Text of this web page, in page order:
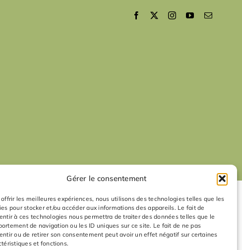
Gérer le consentement
offrir les meilleures expériences, nous utilisons des technologies telles que les
pour stocker et/ou accéder aux informations des appareils. Le fait de
à ces technologies nous permettra de traiter des données telles que le
de navigation ou les ID uniques sur ce site. Le fait de ne pas
ou de retirer son consentement peut avoir un effet négatif sur certaines
et fonctions.